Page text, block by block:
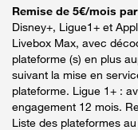
Remise de 5€/mois
Disney+, Ligue1+ et
Livebox Max, avec
plateforme (s) en plus
suivant la mise en
plateforme. Ligue 1+ :
engagement 12 mois.
Liste des plateformes